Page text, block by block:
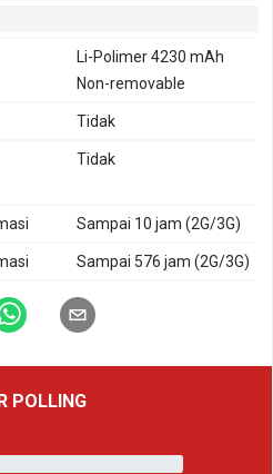
Li-Polimer 4230 mAh
Non-removable
Tidak
Tidak
Sampai 10 jam (2G/3G)
Sampai 576 jam (2G/3G)
POLLING